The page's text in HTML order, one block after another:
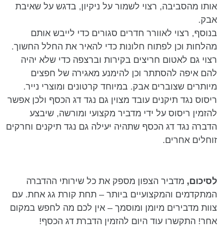
אותו מהסביבה, רצוי לשמור על ניקיון, בדגש על שאיבת
אבק.
בנוסף, רצוי לאוורר חדרים סגורים כדי לייבש אותם
מהלחות וכן לפתוח חלונות כדי להאיר את החלל החשוך.
רצוי גם לאטום חריצים בקירות וברצפה כדי שלא יהיה
להם איפה להסתתר וכן להימנע מאגירה של חפצים
מיותרים שצוברים אבק. במיוחד קרטונים ומוצרי נייר.
ריסוס נגד תיקנים עובד מצוין גם נגד דג הכסף ולכן אפשר
להזמין ריסוס על ידי מדביר מקצועי ומורשה, שיבצע
הדברה נגד דג הכסף שתהיה יעילה גם נגד תיקנים וחרקים
זוחלים אחרים.
לסיכום, מדביר הצפון מספק את כל שירותי ההדברה
המתקדמים והמקצועיים ביותר – תחת קורת גג אחת. עם
צוות מדבירים מיומן ומוסמך – אין לכם מה לחפש במקום
אחר! התקשרו עוד היום להזמין הדברת דג הכסף!